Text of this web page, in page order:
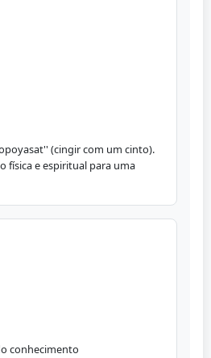
(cingir com um cinto).
física e espiritual para uma
conhecimento